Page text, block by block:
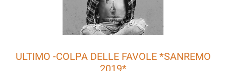
ULTIMO -COLPA DELLE FAVOLE *SANREMO